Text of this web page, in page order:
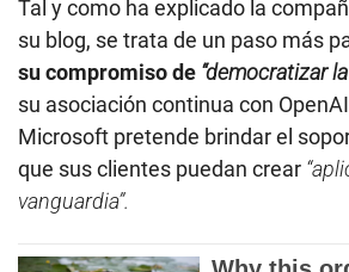
Tal y como ha explicado la
su blog, se trata de un paso más
su compromiso de “democratizar
su asociación continua con
Microsoft pretende brindar el
que sus clientes puedan crear
vanguardia”.